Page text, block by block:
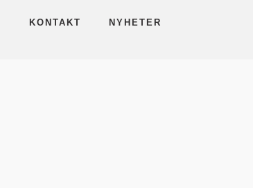
KONTAKT NYHETER